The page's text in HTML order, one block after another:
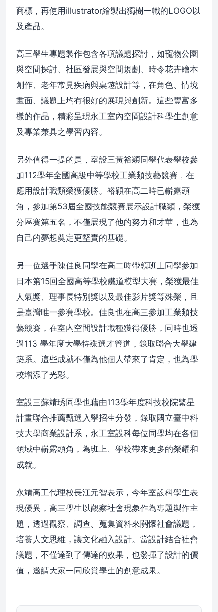
商標，再使用illustrator繪製出獨樹一幟的LOGO以
及產品。
高三學生專題製作包含各項議題探討，如寵物公園
與空間探討、社區發展與空間規劃、時令花卉繪本
創作、老年常見疾病與桌遊設計等，在角色、情境
畫面、議題上均有很好的展現與創新。這些豐富多
樣的作品，精彩呈現永工室內空間設計科學生創意
及專業兼具之學習內容。
另外值得一提的是，室設三黃裕穎同學代表學校參
加112學年全國高級中等學校工業類技藝競賽，在
應用設計職類榮獲優勝。裕穎在高二時已嶄露頭
角，參加第53屆全國技能競賽展示設計職類，榮獲
分區賽第五名，不僅展現了他的努力和才華，也為
自己的夢想奠定更堅實的基礎。
另一位選手陳佳良同學在高二時帶領班上同學參加
日本第15回全國高等學校鐵道模型大賽，榮獲最佳
人氣獎、理事長特別獎以及最佳影片獎等殊榮，且
是臺灣唯一參賽學校。佳良也在高三參加工業類技
藝競賽，在室內空間設計職種獲得優勝，同時也透
過113 學年度大學特殊選才管道，錄取聯合大學建
築系。這些成就不僅為他個人帶來了肯定，也為學
校增添了光彩。
室設三蘇靖琇同學也藉由113學年度科技校院繁星
計畫聯合推薦甄選入學招生分發，錄取國立臺中科
技大學商業設計系，永工室設科每位同學均在各個
領域中嶄露頭角，為班上、學校帶來更多的榮耀和
成就。
永靖高工代理校長江元智表示，今年室設科學生表
現優異，高三學生以觀察社會現象作為專題製作主
題，透過觀察、調查、蒐集資料來關懷社會議題，
培養人文思維，讓文化融入設計。當設計結合社會
議題，不僅達到了傳達的效果，也發揮了設計的價
值，邀請大家一同欣賞學生的創意成果。